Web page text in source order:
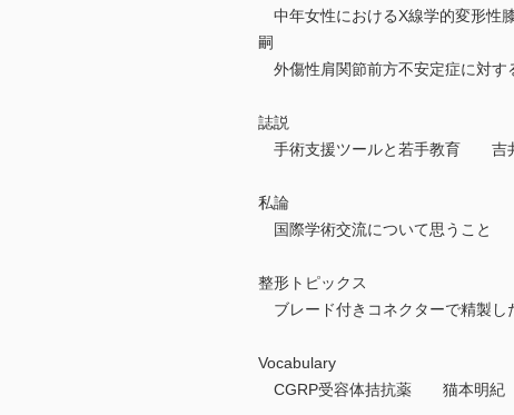
中年女性におけるX線学的変形性
嗣
外傷性肩関節前方不安定症に対
誌説
手術支援ツールと若手教育 吉
私論
国際学術交流について思うこ
整形トピックス
ブレード付きコネクターで精製
Vocabulary
CGRP受容体拮抗薬 猫本明紀